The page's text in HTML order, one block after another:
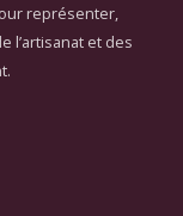
représenter,
l’artisanat et des